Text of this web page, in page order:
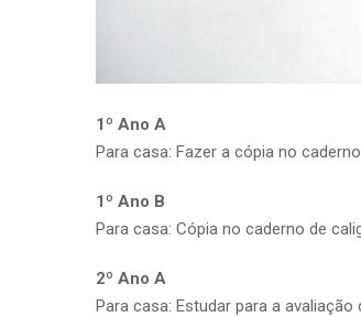
1º Ano A
Para casa: Fazer a cópia no
1º Ano B
Para casa: Cópia no caderno de
2º Ano A
Para casa: Estudar para a avaliação